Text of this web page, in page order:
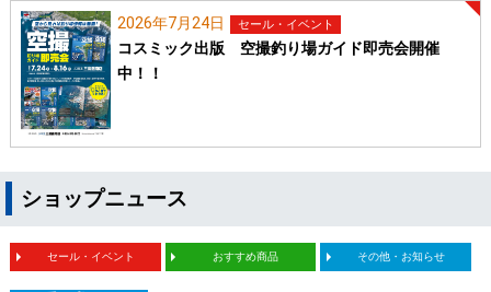
2026年7月24日 セール・イベント
コスミック出版 空撮釣り場ガイド即売会開催
中！！
ショップニュース
セール・イベント おすすめ商品 その他・お知らせ